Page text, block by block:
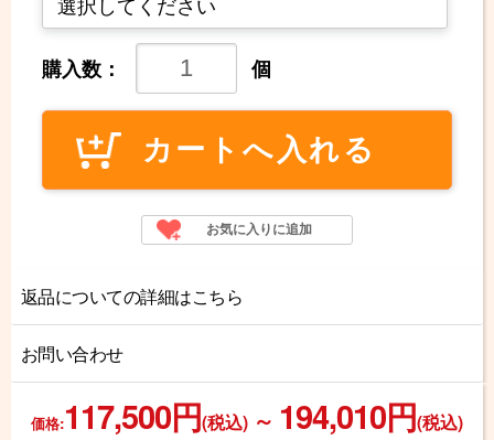
購入数： 個
返品についての詳細はこちら
お問い合わせ
価格:117,500円(税込) ～ 194,010円(税込)